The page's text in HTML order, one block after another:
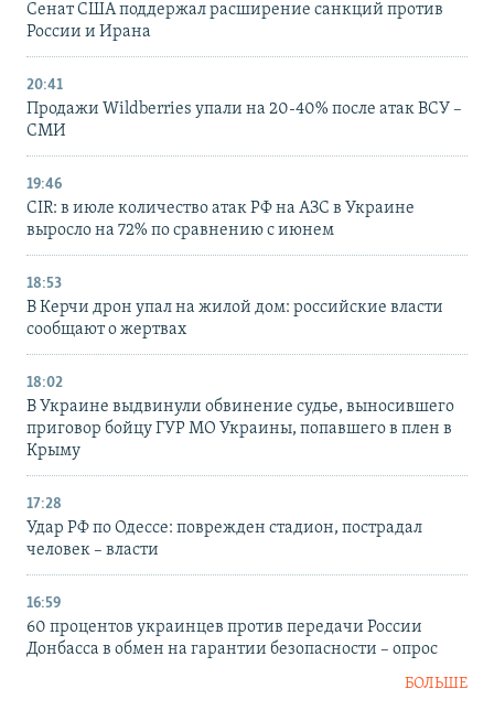
Сенат США поддержал расширение санкций против
России и Ирана
20:41
Продажи Wildberries упали на 20-40% после атак ВСУ –
СМИ
19:46
CIR: в июле количество атак РФ на АЗС в Украине
выросло на 72% по сравнению с июнем
18:53
В Керчи дрон упал на жилой дом: российские власти
сообщают о жертвах
18:02
В Украине выдвинули обвинение судье, выносившего
приговор бойцу ГУР МО Украины, попавшего в плен в
Крыму
17:28
Удар РФ по Одессе: поврежден стадион, пострадал
человек – власти
16:59
60 процентов украинцев против передачи России
Донбасса в обмен на гарантии безопасности – опрос
БОЛЬШЕ